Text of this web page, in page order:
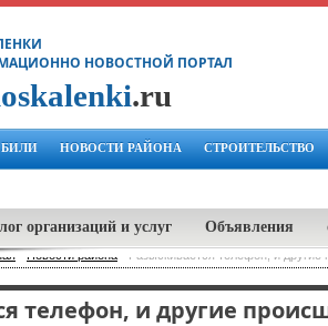
НОВОСТНОЙ ПОРТАЛ
.ru
НОВОСТИ РАЙОНА СТРОИТЕЛЬСТВО
организаций и услуг Объявления
-Новости района Разыскивается телефон, и
телефон, и другие